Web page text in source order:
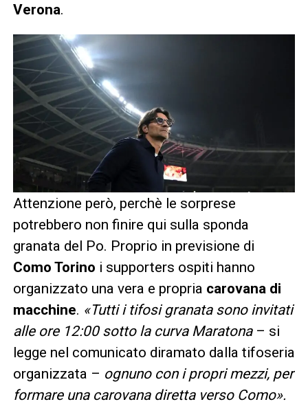
Verona.
Attenzione però, perchè le sorprese
potrebbero non finire qui sulla sponda
granata del Po. Proprio in previsione di
Como Torino i supporters ospiti hanno
organizzato una vera e propria carovana di
macchine. «Tutti i tifosi granata sono invitati
alle ore 12:00 sotto la curva Maratona– si
legge nel comunicato diramato dalla tifoseria
organizzata – ognuno con i propri mezzi, per
formare una carovana diretta verso Como».